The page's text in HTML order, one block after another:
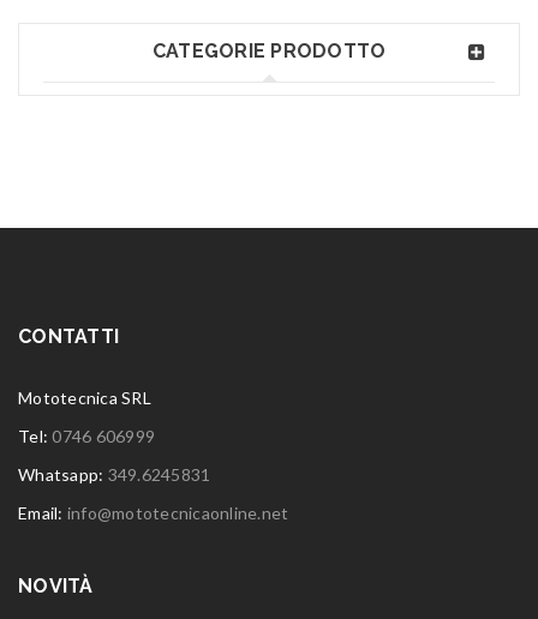
CATEGORIE PRODOTTO
CONTATTI
Mototecnica SRL
Tel:0746 606999
Whatsapp: 349.6245831
Email: info@mototecnicaonline.net
NOVITÀ